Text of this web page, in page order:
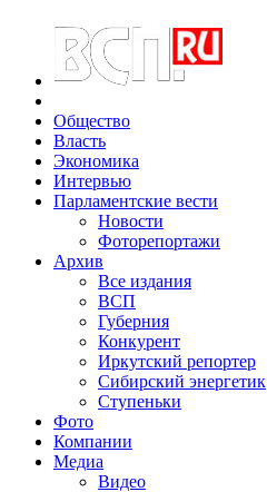
Общество
Власть
Экономика
Интервью
Парламентские вести
Новости
Фоторепортажи
Архив
Все издания
ВСП
Губерния
Конкурент
Иркутский репортер
Сибирский энергетик
Ступеньки
Фото
Компании
Медиа
Видео